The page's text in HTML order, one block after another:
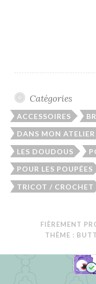
Catégories
ACCESSOIRES
DANS MON ATELIER
LES DOUDOUS
POUR LES POUPÉES
TRICOT / CROCHET
FIÈREMENT
THÈME :